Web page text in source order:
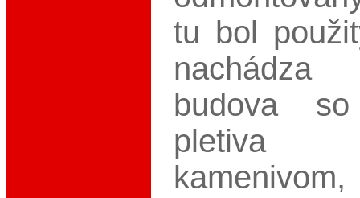
tu bol
nachádza
budova
pletiva